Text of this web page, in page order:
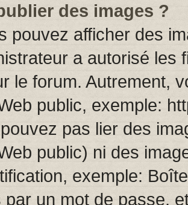
des images ?
pouvez afficher des
a autorisé
le forum. Autrement,
public, exemple:
pas lier des
public) ni des
exemple:
par un mot de passe,